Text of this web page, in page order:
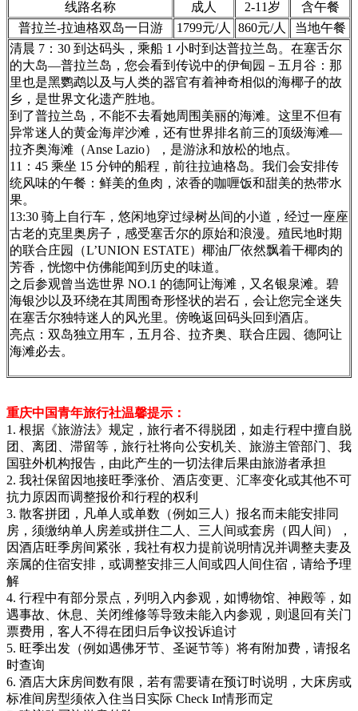
线路名称
成人 2-11岁
含午餐
普拉兰-拉迪格双岛一日游
1799元/人 860元/人
当地午餐
清晨 7：30 到达码头，乘船 1 小时到达普拉兰岛。在塞舌尔
的大岛—普拉兰岛，您会看到传说中的伊甸园－五月谷：那
里也是黑鹦鹉以及与人类的器官有着神奇相似的海椰子的故
乡，是世界文化遗产胜地。
到了普拉兰岛，不能不去看她周围美丽的海滩。这里不但有
异常迷人的黄金海岸沙滩，还有世界排名前三的顶级海滩—
拉齐奥海滩（Anse Lazio），是游泳和放松的地点。
11：45 乘坐 15 分钟的船程，前往拉迪格岛。我们会安排传
统风味的午餐：鲜美的鱼肉，浓香的咖喱饭和甜美的热带水
果。
13:30 骑上自行车，悠闲地穿过绿树丛间的小道，经过一座座
古老的克里奥房子，感受塞舌尔的原始和浪漫。殖民地时期
的联合庄园（L’UNION ESTATE）椰油厂依然飘着干椰肉的
芳香，恍惚中仿佛能闻到历史的味道。
之后参观曾当选世界 NO.1 的德阿让海滩，又名银泉滩。碧
海银沙以及环绕在其周围奇形怪状的岩石，会让您完全迷失
在塞舌尔独特迷人的风光里。傍晚返回码头回到酒店。
亮点：双岛独立用车，五月谷、拉齐奥、联合庄园、德阿让
海滩必去。
重庆中国青年旅行社温馨提示：
1. 根据《旅游法》规定，旅行者不得脱团，如走行程中擅自脱
团、离团、滞留等，旅行社将向公安机关、旅游主管部门、我
国驻外机构报告，由此产生的一切法律后果由旅游者承担
2. 我社保留因地接旺季涨价、酒店变更、汇率变化或其他不可
抗力原因而调整报价和行程的权利
3. 散客拼团，凡单人或单数（例如三人）报名而未能安排同
房，须缴纳单人房差或拼住二人、三人间或套房（四人间），
因酒店旺季房间紧张，我社有权力提前说明情况并调整夫妻及
亲属的住宿安排，或调整安排三人间或四人间住宿，请给予理
解
4. 行程中有部分景点，列明入内参观，如博物馆、神殿等，如
遇事故、休息、关闭维修等导致未能入内参观，则退回有关门
票费用，客人不得在团归后争议投诉追讨
5. 旺季出发（例如遇佛牙节、圣诞节等）将有附加费，请报名
时查询
6. 酒店大床房间数有限，若有需要请在预订时说明，大床房或
标准间房型须依入住当日实际 Check In情形而定